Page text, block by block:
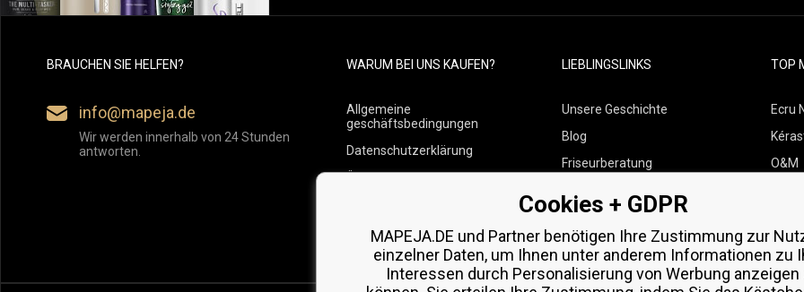
BRAUCHEN SIE HELFEN?
info@mapeja.de
Wir werden innerhalb von 24 Stunden
antworten.
WARUM BEI UNS KAUFEN?
Allgemeine
geschäftsbedingungen
Datenschutzerklärung
Übersicht über Zahlungen und
LIEBLINGSLINKS
Unsere Geschichte
Blog
Friseurberatung
Kostenlose Produktproben
TOP
Ecru
O&M
Zenz
Cookies + GDPR
MAPEJA.DE und Partner benötigen Ihre Zustimmung zur
einzelner Daten, um Ihnen unter anderem Informationen zu
Interessen durch Personalisierung von Werbung anzeigen